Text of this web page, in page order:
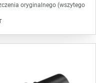
oryginalnego (wszytego